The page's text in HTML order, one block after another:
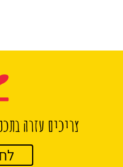
צריכים עזרה